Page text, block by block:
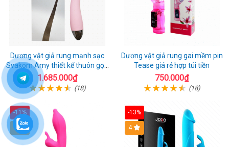
Dương vật giả rung mạnh sạc
Svakom Amy thiết kế thuôn gọn
dễ dùng
1.685.000₫
(18)
Dương vật giả rung gai mềm pin
Tease giá rẻ hợp túi tiền
750.000₫
(18)
-11%
5
-13%
4